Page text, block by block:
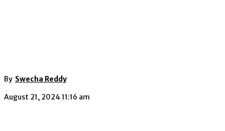
By Swecha Reddy
August 21, 2024 11:16 am